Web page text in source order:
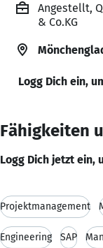
Angestellt,
& Co.KG
Logg Dich ein,
Fähigkeiten
Logg Dich jetzt ein,
Projektmanagement
Engineering SAP